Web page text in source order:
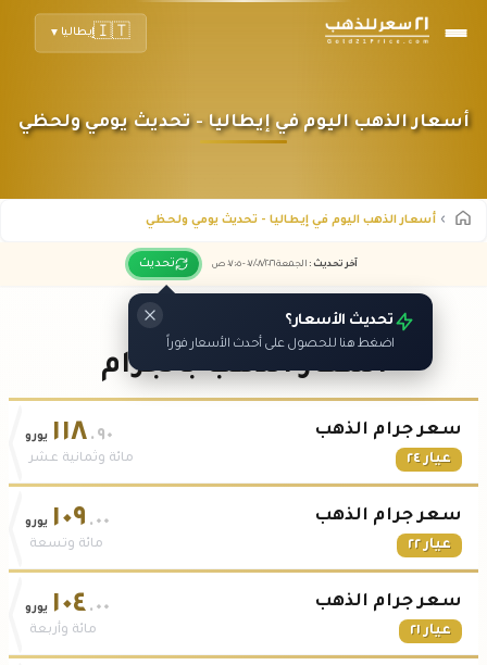
🇮🇹إيطاليا ▼
أسعار الذهب اليوم في إيطاليا - تحديث يومي ولحظي
أسعار الذهب اليوم في إيطاليا - تحديث يومي ولحظي
آخر تحديث : الجمعة ٠٧ /٠٨/٢٠٢٦ - ٠٧:٠٥ ص تحديث
تحديث الأسعار؟
اضغط هنا للحصول على أحدث الأسعار فوراً
أسعار الذهب بالجرام
سعر جرام الذهب
عيار ٢٤
١١٨ .٩٠ يورو
مائة وثمانية عشر
سعر جرام الذهب
عيار ٢٢
١٠٩ .٠٠ يورو
مائة وتسعة
سعر جرام الذهب
عيار ٢١
١٠٤ .٠٠ يورو
مائة وأربعة